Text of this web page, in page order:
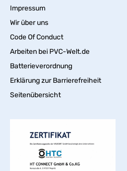
Impressum
Wir über uns
Code Of Conduct
Arbeiten bei PVC-Welt.de
Batterieverordnung
Erklärung zur Barrierefreiheit
Seitenübersicht